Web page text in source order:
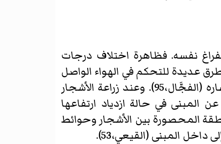
نفسه. فظاهرة اختلاف درجات
عديدة للتحكم في الهواء الواصل
للمبنى من خلال منعه بالكامل أو اعتراضه وعمل ترشيح للهواء أو توجيه وتغيير مساره (الفجَّال،95). وعند زراعة الأشجار
في حالة ازدياد ارتفاعها
المحصورة بين الأشجار وحوائط
المبنى (القيعي،53).